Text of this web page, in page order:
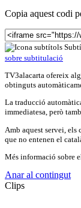
Copia aquest codi
sobre subtitulació
TV3alacarta ofereix
obtinguts
La traducció
immediatesa, però
Amb aquest servei, els
que no entenen el
Més informació sobre
Anar al contingut
Clips